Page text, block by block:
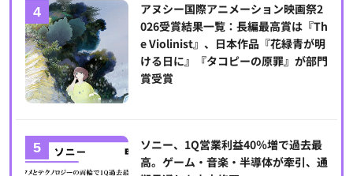
アヌシー国際アニメーション映画祭2
026受賞結果一覧：長編最高賞は『Th
e Violinist』、日本作品『花緑青が明
ける日に』『タコピーの原罪』が部門
賞受賞
ソニー、1Q営業利益40％増で過去最
高。ゲーム・音楽・半導体が牽引、通